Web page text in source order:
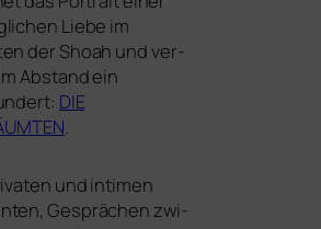
Liebe im
der Shoah und ver­
Abstand ein
DIE
.
und inti­men
Gesprächen zwi­